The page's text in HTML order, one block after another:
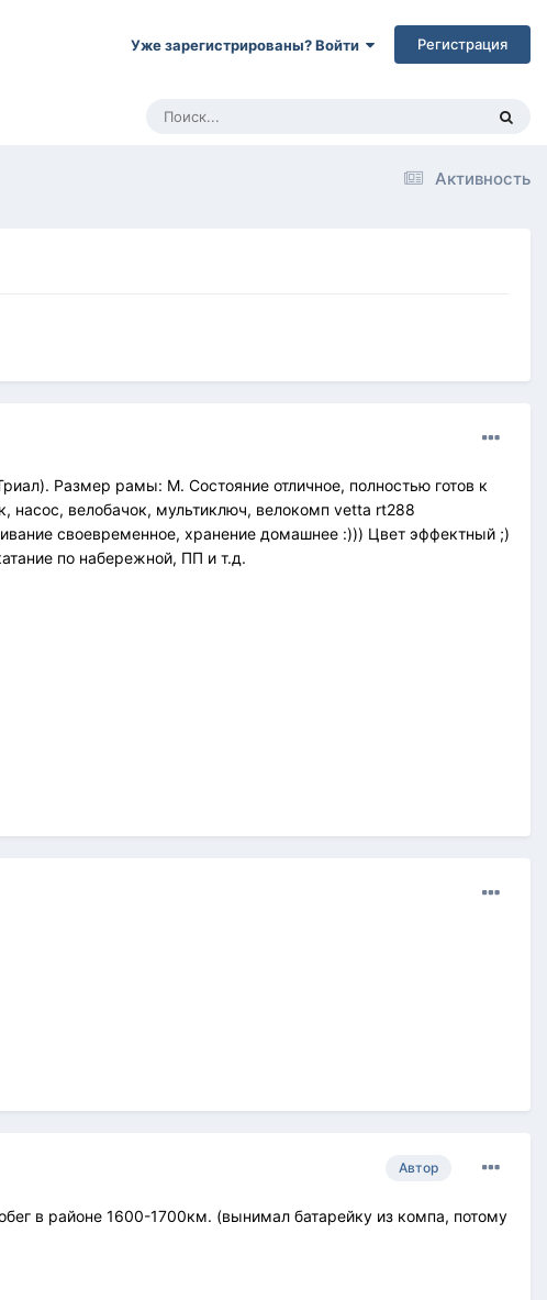
Уже зарегистрированы? Войти Регистрация
Активность
Размер рамы: М. Состояние отличное, полностью готов к
велобачок, мультиключ, велокомп vetta rt288
своевременное, хранение домашнее :))) Цвет эффектный ;)
по набережной, ПП и т.д.
Автор
в районе 1600-1700км. (вынимал батарейку из компа, потому